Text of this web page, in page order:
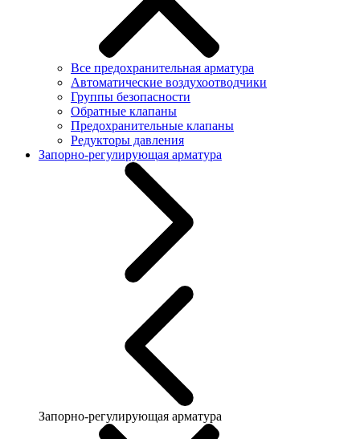
Все предохранительная арматура
Автоматические воздухоотводчики
Группы безопасности
Обратные клапаны
Предохранительные клапаны
Редукторы давления
Запорно-регулирующая арматура
Запорно-регулирующая арматура